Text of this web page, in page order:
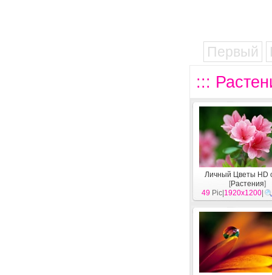
Первый
:::
Личный Цветы HD
[Растения]
49 Pic| 1920x1200